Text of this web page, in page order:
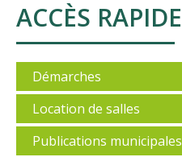
ACCÈS RAPIDE
Démarches
Location de salles
Publications municipales